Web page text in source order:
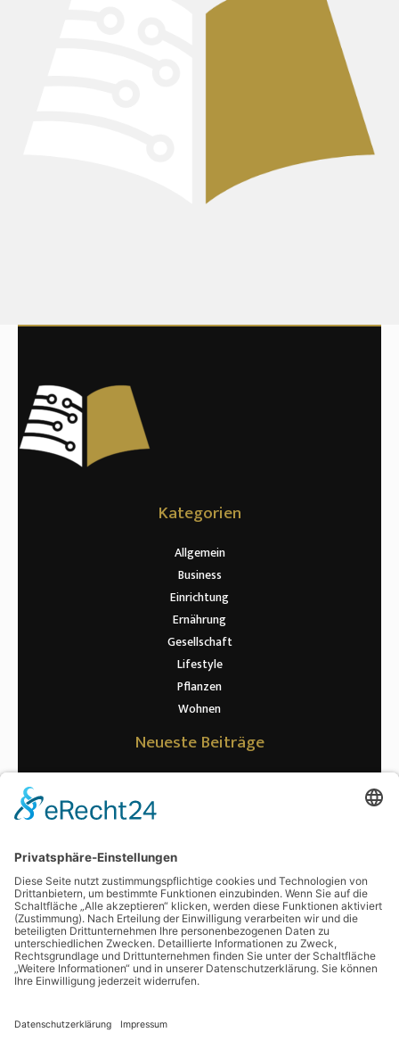
Kategorien
Allgemein
Business
Einrichtung
Ernährung
Gesellschaft
Lifestyle
Pflanzen
Wohnen
Neueste Beiträge
Warum die richtige Riemenspannung für Maschinen so wichtig ist
Wenn kurze Wege zur Datenpannen führen: Was Rechenzentren bei
Erwartung vs. Realität: Was nach der Kryolipolyse wirklich passiert
Von Polarlichtern bis Safari: Unvergessliche Abenteuer warten auf
Sie
Schlagwörter